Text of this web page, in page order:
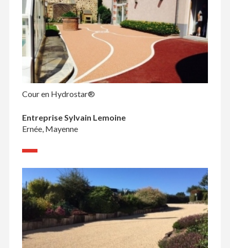
Cour en Hydrostar®
Entreprise Sylvain Lemoine
Ernée, Mayenne